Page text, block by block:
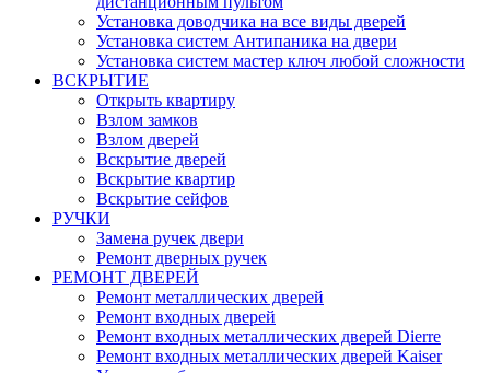
Установка доводчика на все виды дверей
Установка систем Антипаника на двери
Установка систем мастер ключ любой сложности
ВСКРЫТИЕ
Открыть квартиру
Взлом замков
Взлом дверей
Вскрытие дверей
Вскрытие квартир
Вскрытие сейфов
РУЧКИ
Замена ручек двери
Ремонт дверных ручек
РЕМОНТ ДВЕРЕЙ
Ремонт металлических дверей
Ремонт входных дверей
Ремонт входных металлических дверей Dierre
Ремонт входных металлических дверей Kaiser